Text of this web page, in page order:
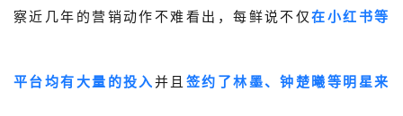
察近几年的营销动作不难看出，每鲜说不仅在小红书等
平台均有大量的投入 并且 签约了林墨、钟楚曦等明星来